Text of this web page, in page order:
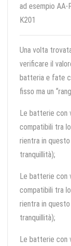
ad esempio
K201
Una volta
verificare il
batteria e fate
fisso ma un
Le batterie con
compatibili tra
rientra in
tranquillità);
Le batterie con
compatibili tra
rientra in
tranquillità);
Le batterie con